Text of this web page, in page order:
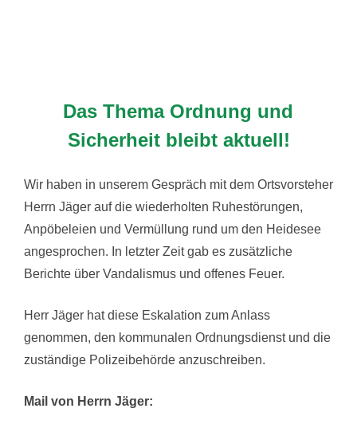
Das Thema Ordnung und
Sicherheit bleibt aktuell!
Wir haben in unserem Gespräch mit dem Ortsvorsteher
Herrn Jäger auf die wiederholten Ruhestörungen,
Anpöbeleien und Vermüllung rund um den Heidesee
angesprochen. In letzter Zeit gab es zusätzliche
Berichte über Vandalismus und offenes Feuer.
Herr Jäger hat diese Eskalation zum Anlass
genommen, den kommunalen Ordnungsdienst und die
zuständige Polizeibehörde anzuschreiben.
Mail von Herrn Jäger: